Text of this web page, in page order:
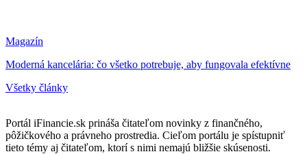
Magazín
Moderná kancelária: čo všetko potrebuje, aby fungovala efektívne
Všetky články
Portál iFinancie.sk prináša čitateľom novinky z finančného,
pôžičkového a právneho prostredia. Cieľom portálu je spístupniť
tieto témy aj čitateľom, ktorí s nimi nemajú bližšie skúsenosti.